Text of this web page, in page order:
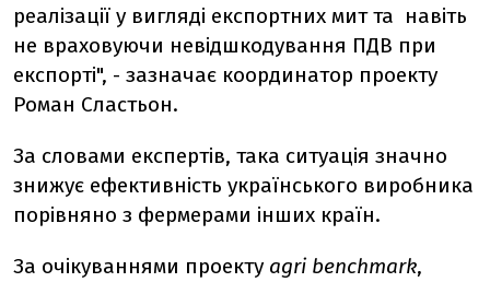
реалізації у вигляді експортних мит та навіть
не враховуючи невідшкодування ПДВ при
експорті", - зазначає координатор проекту
Роман Сластьон.
За словами експертів, така ситуація значно
знижує ефективність українського виробника
порівняно з фермерами інших країн.
За очікуваннями проекту agri benchmark,